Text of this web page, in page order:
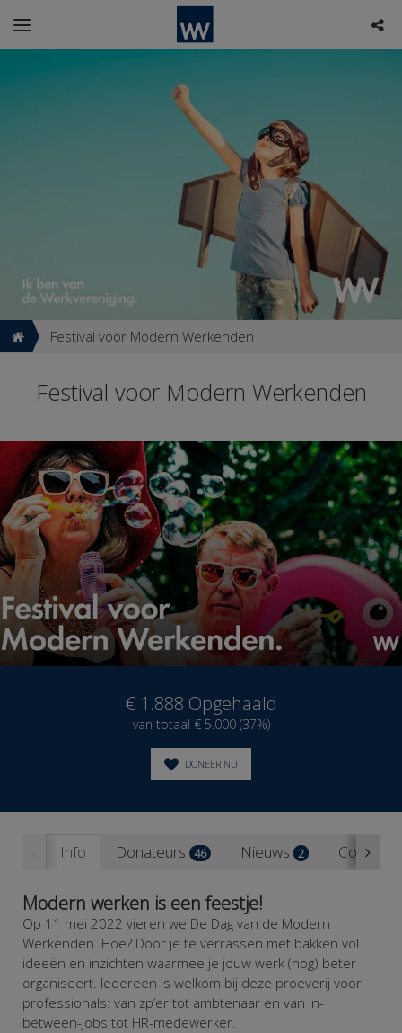
Festival voor Modern Werkenden
Festival voor Modern Werkenden
€ 1.888 Opgehaald
van totaal € 5.000 (37%)
DONEER NU
Info Donateurs 46 Nieuws 2 Contact
Modern werken is een feestje!
Op 11 mei 2022 vieren we De Dag van de Modern
Werkenden. Hoe? Door je te verrassen met bakken vol
ideeën en inzichten waarmee je jouw werk (nog) beter
organiseert. Iedereen is welkom bij deze proeverij voor
professionals: van zp’er tot ambtenaar en van in-
between-jobs tot HR-medewerker.